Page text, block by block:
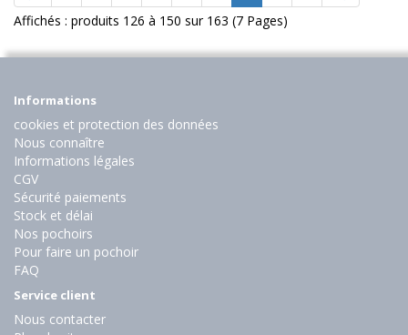
Affichés : produits 126 à 150 sur 163 (7 Pages)
Informations
cookies et protection des données
Nous connaître
Informations légales
CGV
Sécurité paiements
Stock et délai
Nos pochoirs
Pour faire un pochoir
FAQ
Service client
Nous contacter